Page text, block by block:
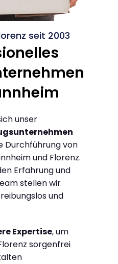
seit 2003
unser
Durchführung von
und Florenz.
Erfahrung und
stellen wir
und
Expertise, um
sorgenfrei